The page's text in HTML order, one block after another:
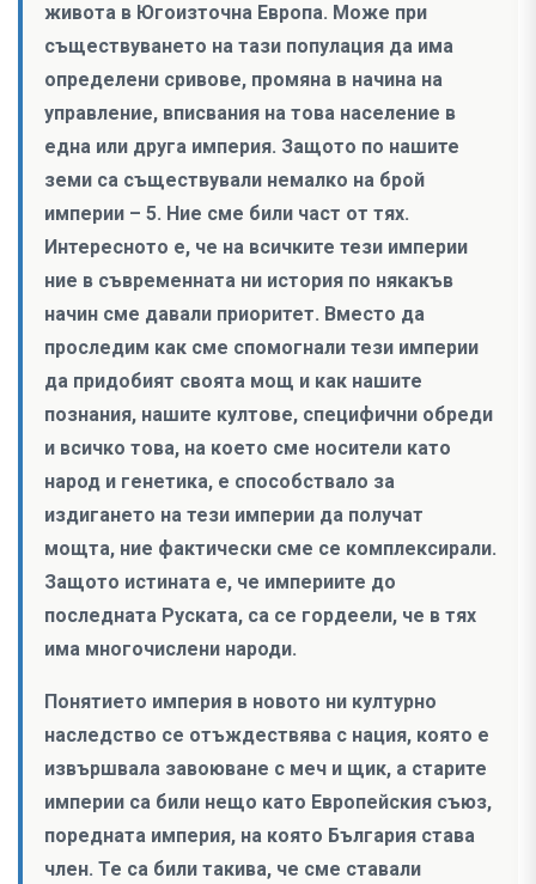
живота в Югоизточна Европа. Може при
съществуването на тази популация да има
определени сривове, промяна в начина на
управление, вписвания на това население в
една или друга империя. Защото по нашите
земи са съществували немалко на брой
империи – 5. Ние сме били част от тях.
Интересното е, че на всичките тези империи
ние в съвременната ни история по някакъв
начин сме давали приоритет. Вместо да
проследим как сме спомогнали тези империи
да придобият своята мощ и как нашите
познания, нашите култове, специфични обреди
и всичко това, на което сме носители като
народ и генетика, е способствало за
издигането на тези империи да получат
мощта, ние фактически сме се комплексирали.
Защото истината е, че империите до
последната Руската, са се гордеели, че в тях
има многочислени народи.
Понятието империя в новото ни културно
наследство се отъждествява с нация, която е
извършвала завоюване с меч и щик, а старите
империи са били нещо като Европейския съюз,
поредната империя, на която България става
член. Те са били такива, че сме ставали